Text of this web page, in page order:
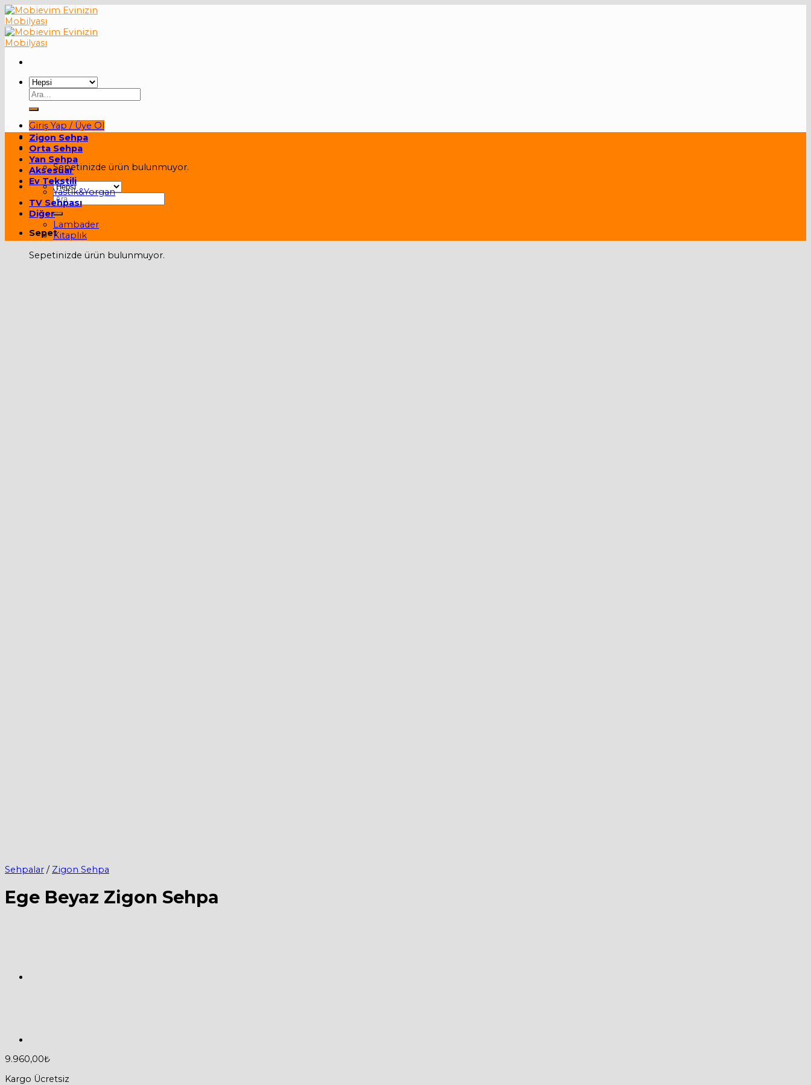
Skip
to
content
Ara:
Giriş Yap / Üye Ol
Sepet /0,00
Sepetinizde ürün bulunmuyor.
Ara:
Sepet
Sepetinizde ürün bulunmuyor.
Zigon Sehpa
Orta Sehpa
Yan Sehpa
Aksesuar
Ev Tekstili
Yastık&Yorgan
TV Sehpası
Diğer
Lambader
Kitaplık
Sehpalar / Zigon Sehpa
Ege Beyaz Zigon Sehpa
9.960,00₺
Kargo Ücretsiz